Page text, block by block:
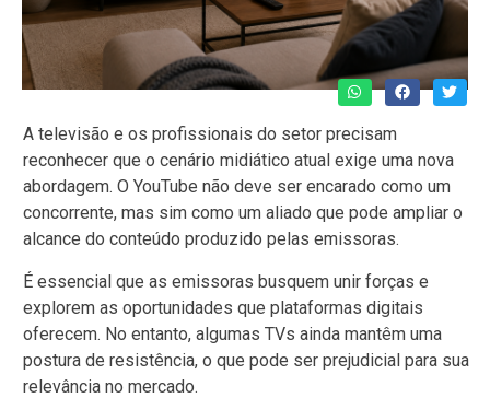
A televisão e os profissionais do setor precisam
reconhecer que o cenário midiático atual exige uma nova
abordagem. O YouTube não deve ser encarado como um
concorrente, mas sim como um aliado que pode ampliar o
alcance do conteúdo produzido pelas emissoras.
É essencial que as emissoras busquem unir forças e
explorem as oportunidades que plataformas digitais
oferecem. No entanto, algumas TVs ainda mantêm uma
postura de resistência, o que pode ser prejudicial para sua
relevância no mercado.